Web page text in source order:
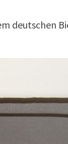
deutschen